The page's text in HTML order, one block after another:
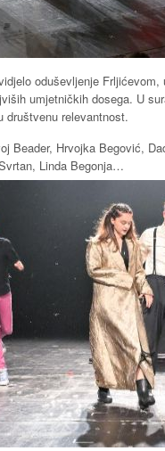
oduševljenje
umjetničkih dosega. U
relevantnost.
Beader, Hrvojka Begović,
Linda Begonja…